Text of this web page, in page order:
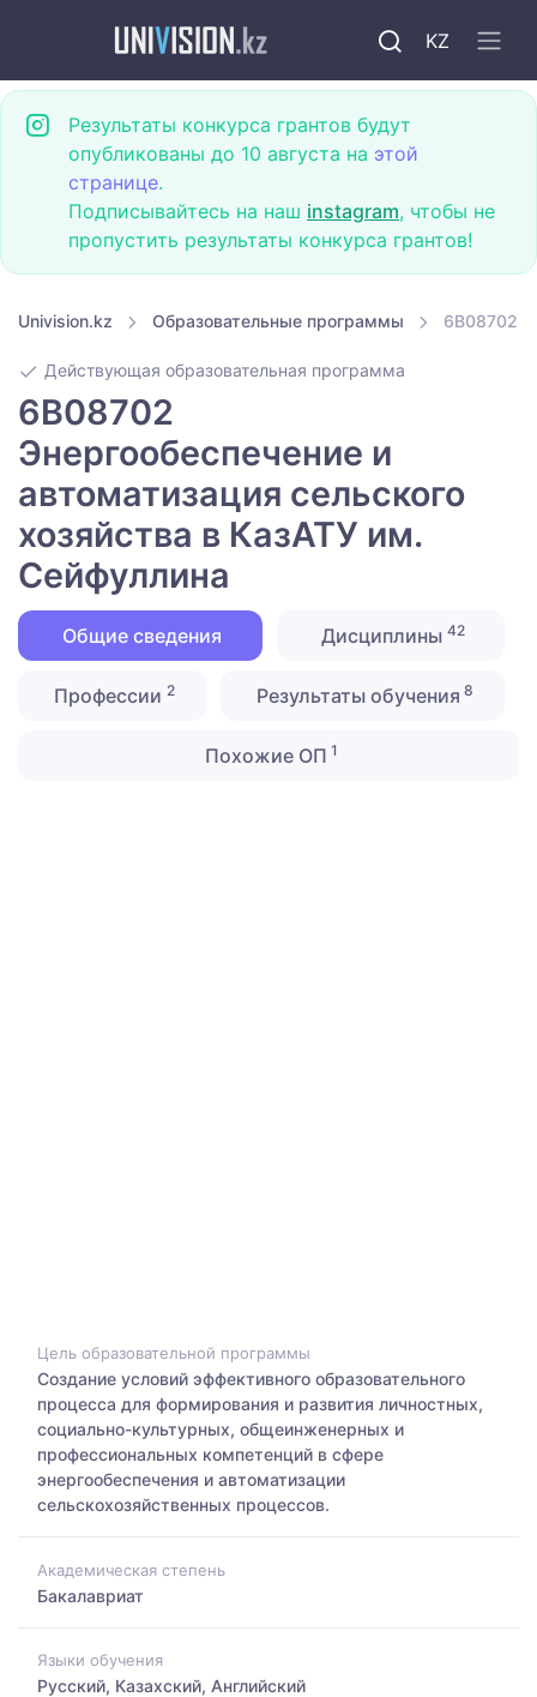
KZ
Результаты конкурса грантов будут
опубликованы до 10 августа на этой
странице.
Подписывайтесь на наш instagram, чтобы не
пропустить результаты конкурса грантов!
Univision.kz Образовательные программы 6B08702
Действующая образовательная программа
6B08702
Энергообеспечение и
автоматизация сельского
хозяйства в КазАТУ им.
Сейфуллина
Общие сведения Дисциплины 42
Профессии 2 Результаты обучения 8
Похожие ОП 1
Цель образовательной программы
Создание условий эффективного образовательного
процесса для формирования и развития личностных,
социально-культурных, общеинженерных и
профессиональных компетенций в сфере
энергообеспечения и автоматизации
сельскохозяйственных процессов.
Академическая степень
Бакалавриат
Языки обучения
Русский, Казахский, Английский